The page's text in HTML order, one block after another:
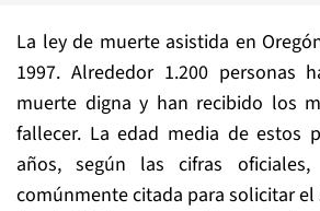
La ley de muerte asistida en
1997. Alrededor 1.200 personas
muerte digna y han recibido los
fallecer. La edad media de estos
años, según las cifras
comúnmente citada para solicitar